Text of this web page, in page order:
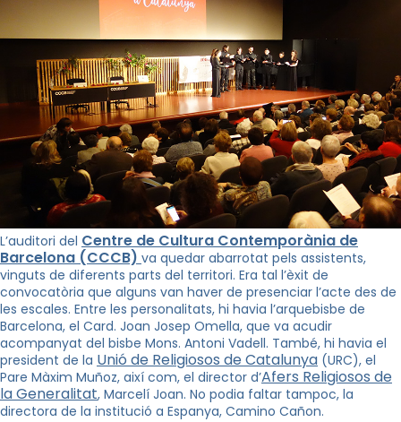
L’auditori del Centre de Cultura Contemporània de
Barcelona (CCCB) va quedar abarrotat pels assistents,
vinguts de diferents parts del territori. Era tal l’èxit de
convocatòria que alguns van haver de presenciar l’acte des de
les escales. Entre les personalitats, hi havia l’arquebisbe de
Barcelona, el Card. Joan Josep Omella, que va acudir
acompanyat del bisbe Mons. Antoni Vadell. També, hi havia el
president de la Unió de Religiosos de Catalunya (URC), el
Pare Màxim Muñoz, així com, el director d’Afers Religiosos de
la Generalitat, Marcelí Joan. No podia faltar tampoc, la
directora de la institució a Espanya, Camino Cañon.